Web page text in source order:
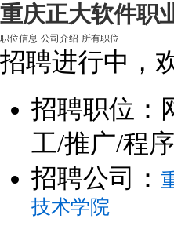
重庆正大软件职
职位信息 公司介绍 所有职位
招聘进行中，
招聘职位：
工/推广/程
招聘公司：
技术学院